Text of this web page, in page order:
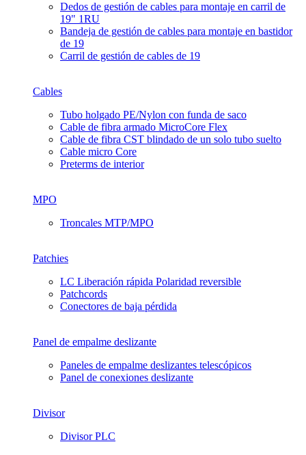
Dedos de gestión de cables para montaje en carril de
19" 1RU
Bandeja de gestión de cables para montaje en bastidor
de 19
Carril de gestión de cables de 19
Cables
Tubo holgado PE/Nylon con funda de saco
Cable de fibra armado MicroCore Flex
Cable de fibra CST blindado de un solo tubo suelto
Cable micro Core
Preterms de interior
MPO
Troncales MTP/MPO
Patchies
LC Liberación rápida Polaridad reversible
Patchcords
Conectores de baja pérdida
Panel de empalme deslizante
Paneles de empalme deslizantes telescópicos
Panel de conexiones deslizante
Divisor
Divisor PLC